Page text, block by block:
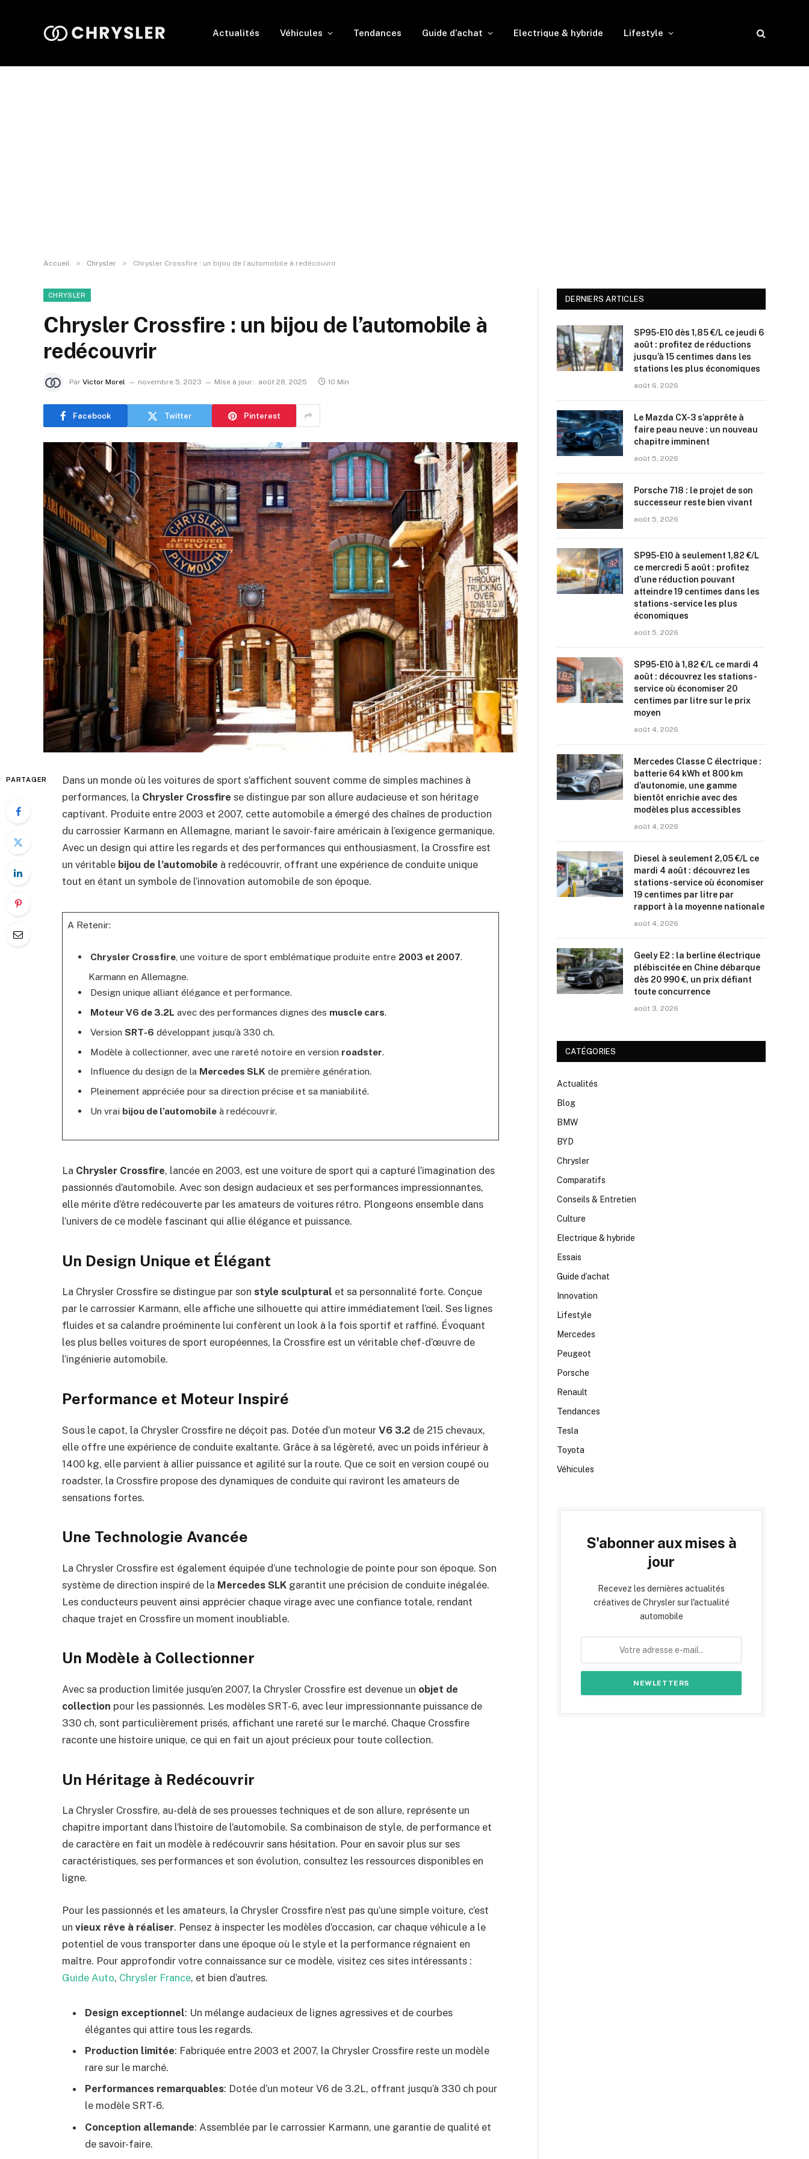
Actualités Véhicules Tendances Guide d’achat Electrique & hybride Lifestyle
Accueil » Chrysler » Chrysler Crossfire : un bijou de l’automobile à redécouvrir
CHRYSLER
Chrysler Crossfire : un bijou de l’automobile à
redécouvrir
Par Victor Morel novembre 5, 2023 Mise à jour: août 28, 2025 10 Min
Facebook Twitter Pinterest
PARTAGER
Dans un monde où les voitures de sport s’affichent souvent comme de simples machines à
performances, la Chrysler Crossfire se distingue par son allure audacieuse et son héritage
captivant. Produite entre 2003 et 2007, cette automobile a émergé des chaînes de production
du carrossier Karmann en Allemagne, mariant le savoir-faire américain à l’exigence germanique.
Avec un design qui attire les regards et des performances qui enthousiasment, la Crossfire est
un véritable bijou de l’automobile à redécouvrir, offrant une expérience de conduite unique
tout en étant un symbole de l’innovation automobile de son époque.
A Retenir:
Chrysler Crossfire, une voiture de sport emblématique produite entre 2003 et 2007.
Karmann en Allemagne.
Design unique alliant élégance et performance.
Moteur V6 de 3.2L avec des performances dignes des muscle cars.
Version SRT-6 développant jusqu’à 330 ch.
Modèle à collectionner, avec une rareté notoire en version roadster.
Influence du design de la Mercedes SLK de première génération.
Pleinement appréciée pour sa direction précise et sa maniabilité.
Un vrai bijou de l’automobileà redécouvrir.
La Chrysler Crossfire, lancée en 2003, est une voiture de sport qui a capturé l’imagination des
passionnés d’automobile. Avec son design audacieux et ses performances impressionnantes,
elle mérite d’être redécouverte par les amateurs de voitures rétro. Plongeons ensemble dans
l’univers de ce modèle fascinant qui allie élégance et puissance.
Un Design Unique et Élégant
La Chrysler Crossfire se distingue par son style sculptural et sa personnalité forte. Conçue
par le carrossier Karmann, elle affiche une silhouette qui attire immédiatement l’œil. Ses lignes
fluides et sa calandre proéminente lui confèrent un look à la fois sportif et raffiné. Évoquant
les plus belles voitures de sport européennes, la Crossfire est un véritable chef-d’œuvre de
l’ingénierie automobile.
Performance et Moteur Inspiré
Sous le capot, la Chrysler Crossfire ne déçoit pas. Dotée d’un moteur V6 3.2 de 215 chevaux,
elle offre une expérience de conduite exaltante. Grâce à sa légèreté, avec un poids inférieur à
1400 kg, elle parvient à allier puissance et agilité sur la route. Que ce soit en version coupé ou
roadster, la Crossfire propose des dynamiques de conduite qui raviront les amateurs de
sensations fortes.
Une Technologie Avancée
La Chrysler Crossfire est également équipée d’une technologie de pointe pour son époque. Son
système de direction inspiré de la Mercedes SLK garantit une précision de conduite inégalée.
Les conducteurs peuvent ainsi apprécier chaque virage avec une confiance totale, rendant
chaque trajet en Crossfire un moment inoubliable.
Un Modèle à Collectionner
Avec sa production limitée jusqu’en 2007, la Chrysler Crossfire est devenue un objet de
collection pour les passionnés. Les modèles SRT-6, avec leur impressionnante puissance de
330 ch, sont particulièrement prisés, affichant une rareté sur le marché. Chaque Crossfire
raconte une histoire unique, ce qui en fait un ajout précieux pour toute collection.
Un Héritage à Redécouvrir
La Chrysler Crossfire, au-delà de ses prouesses techniques et de son allure, représente un
chapitre important dans l’histoire de l’automobile. Sa combinaison de style, de performance et
de caractère en fait un modèle à redécouvrir sans hésitation. Pour en savoir plus sur ses
caractéristiques, ses performances et son évolution, consultez les ressources disponibles en
ligne.
Pour les passionnés et les amateurs, la Chrysler Crossfire n’est pas qu’une simple voiture, c’est
un vieux rêve à réaliser. Pensez à inspecter les modèles d’occasion, car chaque véhicule a le
potentiel de vous transporter dans une époque où le style et la performance régnaient en
maître. Pour approfondir votre connaissance sur ce modèle, visitez ces sites intéressants :
Guide Auto, Chrysler France, et bien d’autres.
Design exceptionnel: Un mélange audacieux de lignes agressives et de courbes
élégantes qui attire tous les regards.
Production limitée: Fabriquée entre 2003 et 2007, la Chrysler Crossfire reste un modèle
rare sur le marché.
Performances remarquables: Dotée d’un moteur V6 de 3.2L, offrant jusqu’à 330 ch pour
le modèle SRT-6.
Conception allemande: Assemblée par le carrossier Karmann, une garantie de qualité et
de savoir-faire.
DERNIERS ARTICLES
SP95-E10 dès 1,85 €/L ce jeudi 6
août : profitez de réductions
jusqu’à 15 centimes dans les
stations les plus économiques
août 6, 2026
Le Mazda CX-3 s’apprête à
faire peau neuve : un nouveau
chapitre imminent
août 5, 2026
Porsche 718 : le projet de son
successeur reste bien vivant
août 5, 2026
SP95-E10 à seulement 1,82 €/L
ce mercredi 5 août : profitez
d’une réduction pouvant
atteindre 19 centimes dans les
stations-service les plus
économiques
août 5, 2026
SP95-E10 à 1,82 €/L ce mardi 4
août : découvrez les stations-
service où économiser 20
centimes par litre sur le prix
moyen
août 4, 2026
Mercedes Classe C électrique :
batterie 64 kWh et 800 km
d’autonomie, une gamme
bientôt enrichie avec des
modèles plus accessibles
août 4, 2026
Diesel à seulement 2,05 €/L ce
mardi 4 août : découvrez les
stations-service où économiser
19 centimes par litre par
rapport à la moyenne nationale
août 4, 2026
Geely E2 : la berline électrique
plébiscitée en Chine débarque
dès 20 990 €, un prix défiant
toute concurrence
août 3, 2026
CATÉGORIES
Actualités
Blog
BMW
BYD
Chrysler
Comparatifs
Conseils & Entretien
Culture
Electrique & hybride
Essais
Guide d’achat
Innovation
Lifestyle
Mercedes
Peugeot
Porsche
Renault
Tendances
Tesla
Toyota
Véhicules
S'abonner aux mises à
jour
Recevez les dernières actualités
créatives de Chrysler sur l'actualité
automobile